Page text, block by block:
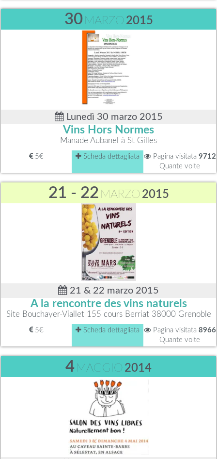
30 MARZO 2015
Lunedì 30 marzo 2015
Vins Hors Normes
Manade Aubanel à St Gilles
5€ Scheda dettagliata Pagina visitata 9712
Quante volte
21 - 22 MARZO 2015
21 & 22 marzo 2015
A la rencontre des vins naturels
Site Bouchayer-Viallet 155 cours Berriat 38000 Grenoble
5€ Scheda dettagliata Pagina visitata 8966
Quante volte
4 MAGGIO 2014